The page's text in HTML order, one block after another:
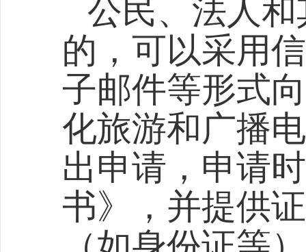
公民、法人
的，可以采用
子邮件等形式
化旅游和广播
出申请，申请
书》，并提供